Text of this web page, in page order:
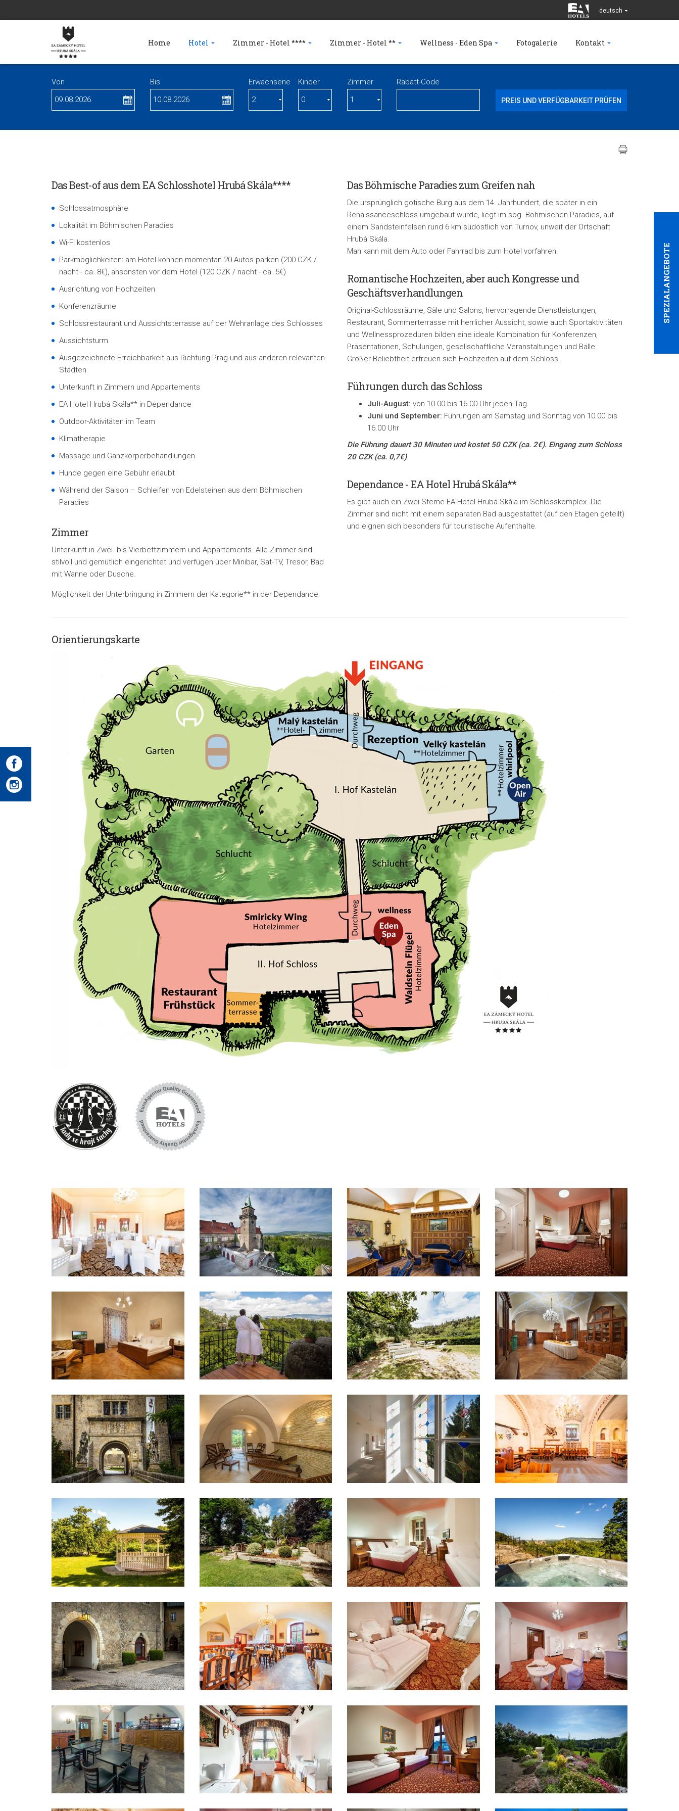
deutsch
Home Hotel Zimmer - Hotel **** Zimmer - Hotel ** Wellness - Eden Spa Fotogalerie Kontakt
Von Bis Erwachsene Kinder Zimmer Rabatt-Code
SPEZIALANGEBOTE
Das Best-of aus dem EA Schlosshotel Hrubá Skála****
Schlossatmosphäre
Lokalität im Böhmischen Paradies
Wi-Fi kostenlos
Parkmöglichkeiten: am Hotel können momentan 20 Autos parken (200 CZK /
nacht - ca. 8€), ansonsten vor dem Hotel (120 CZK / nacht - ca. 5€)
Ausrichtung von Hochzeiten
Konferenzräume
Schlossrestaurant und Aussichtsterrasse auf der Wehranlage des Schlosses
Aussichtsturm
Ausgezeichnete Erreichbarkeit aus Richtung Prag und aus anderen relevanten
Städten
Unterkunft in Zimmern und Appartements
EA Hotel Hrubá Skála** in Dependance
Outdoor-Aktivitäten im Team
Klimatherapie
Massage und Ganzkörperbehandlungen
Hunde gegen eine Gebühr erlaubt
Während der Saison – Schleifen von Edelsteinen aus dem Böhmischen
Paradies
Zimmer
Unterkunft in Zwei- bis Vierbettzimmern und Appartements. Alle Zimmer sind
stilvoll und gemütlich eingerichtet und verfügen über Minibar, Sat-TV, Tresor, Bad
mit Wanne oder Dusche.
Möglichkeit der Unterbringung in Zimmern der Kategorie** in der Dependance.
Das Böhmische Paradies zum Greifen nah
Die ursprünglich gotische Burg aus dem 14. Jahrhundert, die später in ein
Renaissanceschloss umgebaut wurde, liegt im sog. Böhmischen Paradies, auf
einem Sandsteinfelsen rund 6 km südöstlich von Turnov, unweit der Ortschaft
Hrubá Skála.
Man kann mit dem Auto oder Fahrrad bis zum Hotel vorfahren.
Romantische Hochzeiten, aber auch Kongresse und
Geschäftsverhandlungen
Original-Schlossräume, Säle und Salons, hervorragende Dienstleistungen,
Restaurant, Sommerterrasse mit herrlicher Aussicht, sowie auch Sportaktivitäten
und Wellnessprozeduren bilden eine ideale Kombination für Konferenzen,
Präsentationen, Schulungen, gesellschaftliche Veranstaltungen und Bälle.
Großer Beliebtheit erfreuen sich Hochzeiten auf dem Schloss.
Führungen durch das Schloss
Juli-August: von 10.00 bis 16.00 Uhr jeden Tag.
Juni und September: Führungen am Samstag und Sonntag von 10.00 bis
16.00 Uhr
Die Führung dauert 30 Minuten und kostet 50 CZK(ca. 2€). Eingang zum Schloss
20 CZK(ca. 0,7€).
Dependance - EA Hotel Hrubá Skála**
Es gibt auch ein Zwei-Sterne-EA-Hotel Hrubá Skála im Schlosskomplex. Die
Zimmer sind nicht mit einem separaten Bad ausgestattet (auf den Etagen geteilt)
und eignen sich besonders für touristische Aufenthalte.
Orientierungskarte